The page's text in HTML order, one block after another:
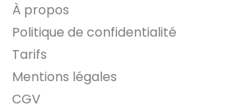
À propos
Politique de confidentialité
Tarifs
Mentions légales
CGV